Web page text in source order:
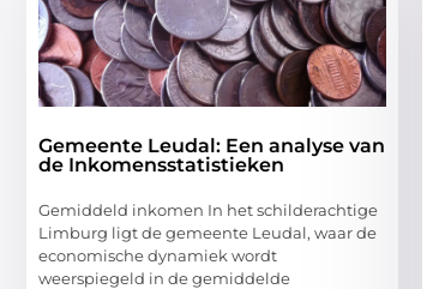
Gemeente Leudal: Een analyse van
de Inkomensstatistieken
Gemiddeld inkomen In het schilderachtige
Limburg ligt de gemeente Leudal, waar de
economische dynamiek wordt
weerspiegeld in de gemiddelde